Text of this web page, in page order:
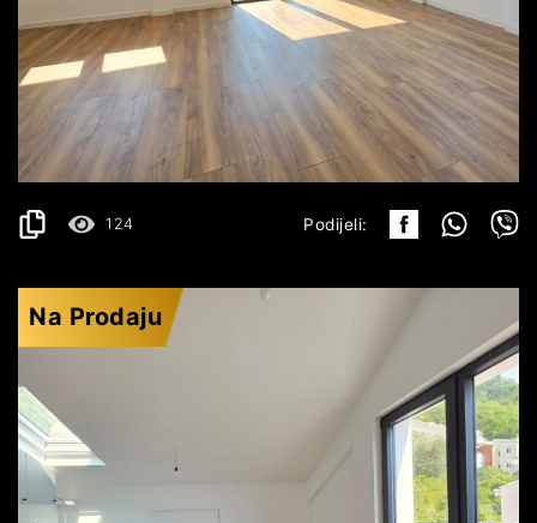
BUDVA
153.680€
36.16 m
DETALJI
124 Podijeli:
Na Prodaju